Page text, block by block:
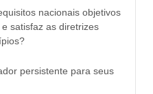
nacionais objetivos
satisfaz as diretrizes
persistente para seus